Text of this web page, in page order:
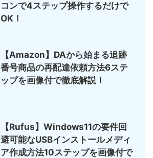
コンで4ステップ操作するだけで
OK！
【Amazon】DAから始まる追跡
番号商品の再配達依頼方法6ステ
ップを画像付で徹底解説！
【Rufus】Windows11の要件回
避可能なUSBインストールメディ
ア作成方法10ステップを画像付で